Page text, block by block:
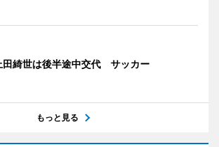
田綺世は後半途中交代 サッカー
もっと見る